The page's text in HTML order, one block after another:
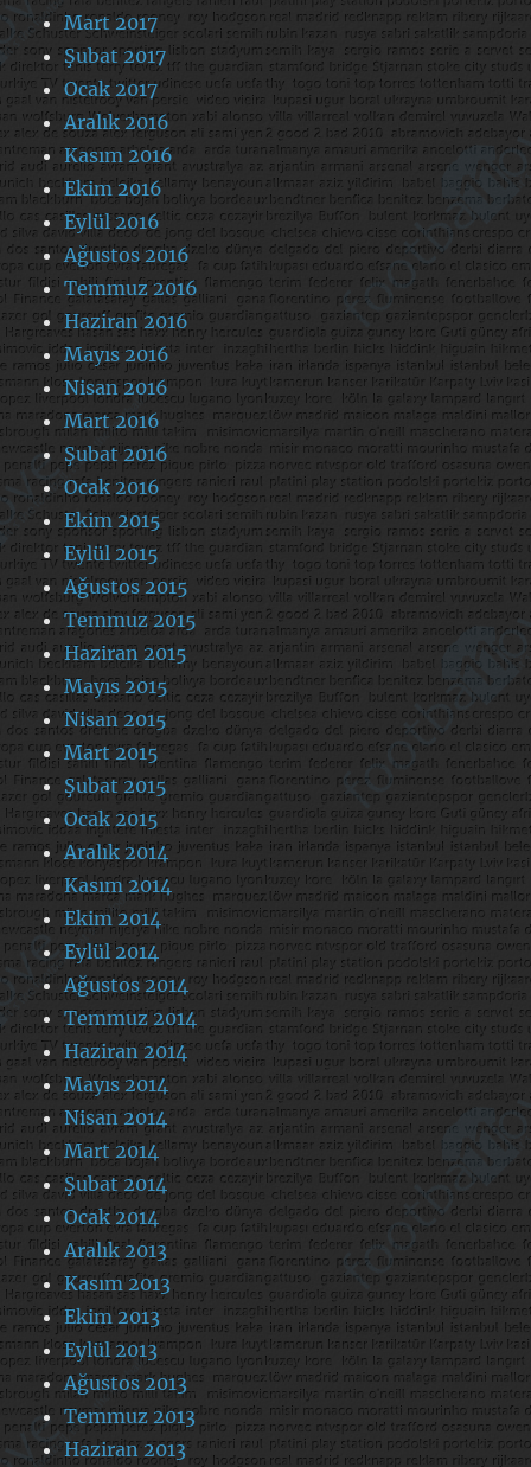
Mart 2017
Şubat 2017
Ocak 2017
Aralık 2016
Kasım 2016
Ekim 2016
Eylül 2016
Ağustos 2016
Temmuz 2016
Haziran 2016
Mayıs 2016
Nisan 2016
Mart 2016
Şubat 2016
Ocak 2016
Ekim 2015
Eylül 2015
Ağustos 2015
Temmuz 2015
Haziran 2015
Mayıs 2015
Nisan 2015
Mart 2015
Şubat 2015
Ocak 2015
Aralık 2014
Kasım 2014
Ekim 2014
Eylül 2014
Ağustos 2014
Temmuz 2014
Haziran 2014
Mayıs 2014
Nisan 2014
Mart 2014
Şubat 2014
Ocak 2014
Aralık 2013
Kasım 2013
Ekim 2013
Eylül 2013
Ağustos 2013
Temmuz 2013
Haziran 2013